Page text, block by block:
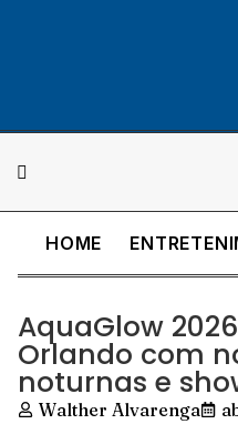
HOME
AquaGlow
Orlando com
noturnas e
Walther Alvarenga